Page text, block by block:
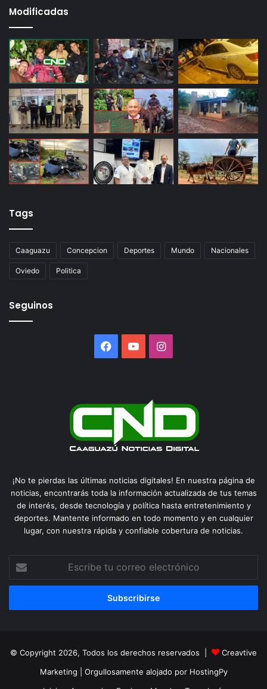
Modificadas
Tags
Caaguazu Concepcion Deportes Mundo Nacionales
Oviedo Politica
Seguinos
Facebook
YouTubeInstagram
¡No te pierdas las últimas noticias digitales! En nuestra página de
noticias, encontrarás toda la información actualizada de tus temas
de interés, desde tecnología y política hasta entretenimiento y
deportes. Mantente informado en todo momento y en cualquier
lugar, con nuestra rápida y confiable cobertura de noticias.
correo
© Copyright 2026, Todos los derechos reservados |
Creavtive
Marketing | Orgullosamente alojado por HostingPy